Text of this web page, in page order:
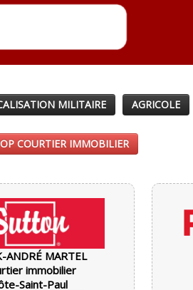
MILITAIRE AGRICOLE
COURTIER IMMOBILIER
ANDRÉ MARTEL
immobilier
Saint-Paul